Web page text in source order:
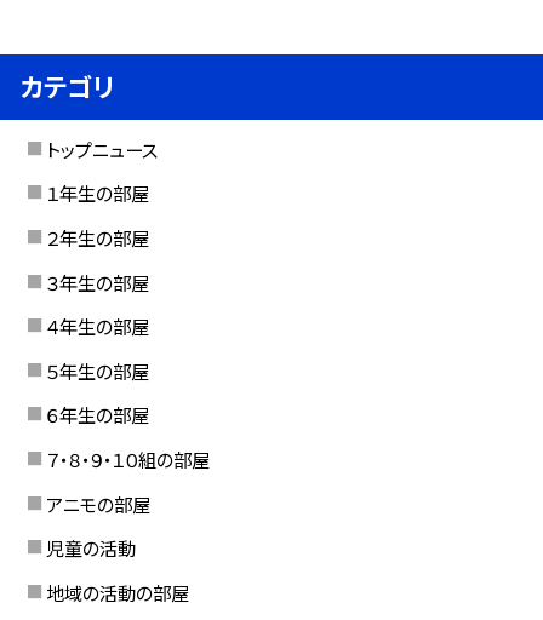
カテゴリ
トップニュース
１年生の部屋
２年生の部屋
３年生の部屋
４年生の部屋
５年生の部屋
６年生の部屋
７・８・９・１０組の部屋
アニモの部屋
児童の活動
地域の活動の部屋